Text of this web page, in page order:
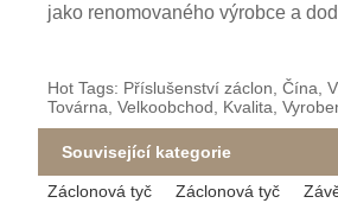
jako renomovaného výrobce a
Hot Tags: Příslušenství záclon, Čína,
Továrna, Velkoobchod, Kvalita,
Související kategorie
Záclonová tyč Záclonová tyč